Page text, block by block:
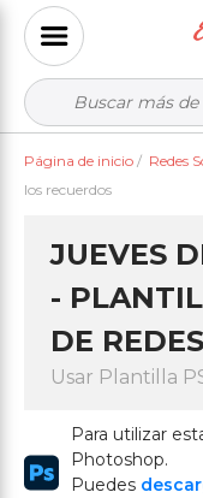
Página de inicio / Redes
los recuerdos
JUEVES
-
DE
Usar Plantilla
Para utilizar
Photoshop.
Puedes